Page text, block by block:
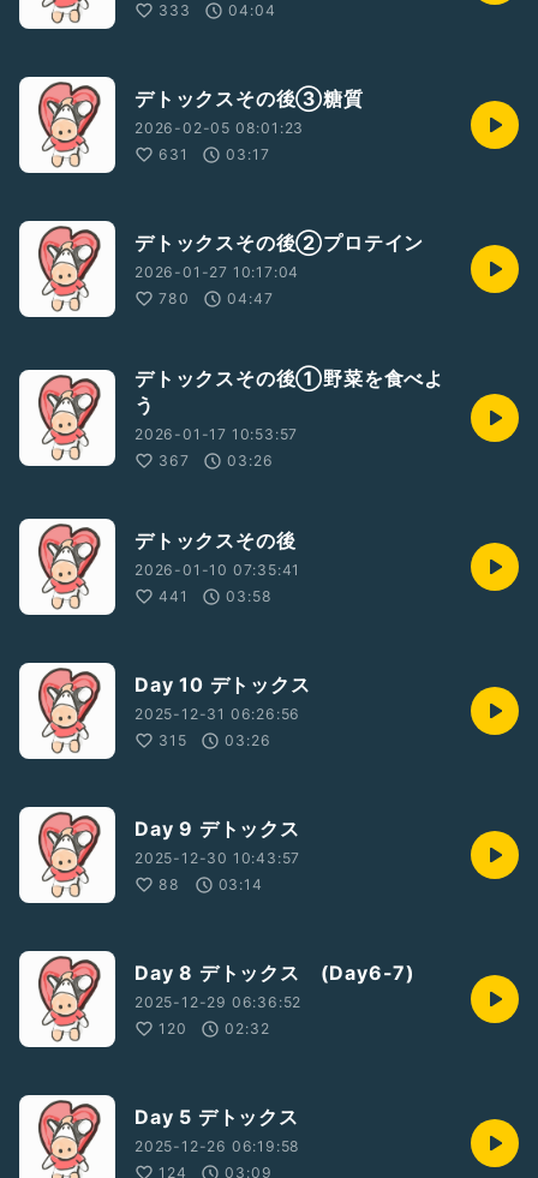
333
04:04
デトックスその後③糖質
2026-02-05 08:01:23
631
03:17
デトックスその後②プロテイン
2026-01-27 10:17:04
780
04:47
デトックスその後①野菜を食べよ
う
2026-01-17 10:53:57
367
03:26
デトックスその後
2026-01-10 07:35:41
441
03:58
Day 10 デトックス
2025-12-31 06:26:56
315
03:26
Day 9 デトックス
2025-12-30 10:43:57
88
03:14
Day 8 デトックス (Day6-7)
2025-12-29 06:36:52
120
02:32
Day 5 デトックス
2025-12-26 06:19:58
124
03:09